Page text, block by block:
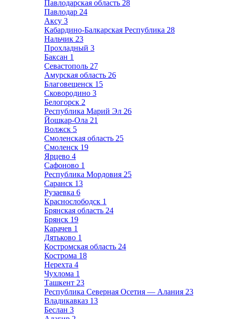
Павлодарская область 28
Павлодар 24
Аксу 3
Кабардино-Балкарская Республика 28
Нальчик 23
Прохладный 3
Баксан 1
Севастополь 27
Амурская область 26
Благовещенск 15
Сковородино 3
Белогорск 2
Республика Марий Эл 26
Йошкар-Ола 21
Волжск 5
Смоленская область 25
Смоленск 19
Ярцево 4
Сафоново 1
Республика Мордовия 25
Саранск 13
Рузаевка 6
Краснослободск 1
Брянская область 24
Брянск 19
Карачев 1
Дятьково 1
Костромская область 24
Кострома 18
Нерехта 4
Чухлома 1
Ташкент 23
Республика Северная Осетия — Алания 23
Владикавказ 13
Беслан 3